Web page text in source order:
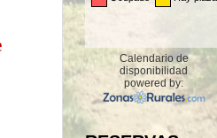
Calendario de
disponibilidad
powered by: